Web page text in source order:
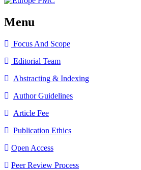
Menu
Focus And Scope
Editorial Team
Abstracting & Indexing
Author Guidelines
Article Fee
Publication Ethics
Open Access
Peer Review Process